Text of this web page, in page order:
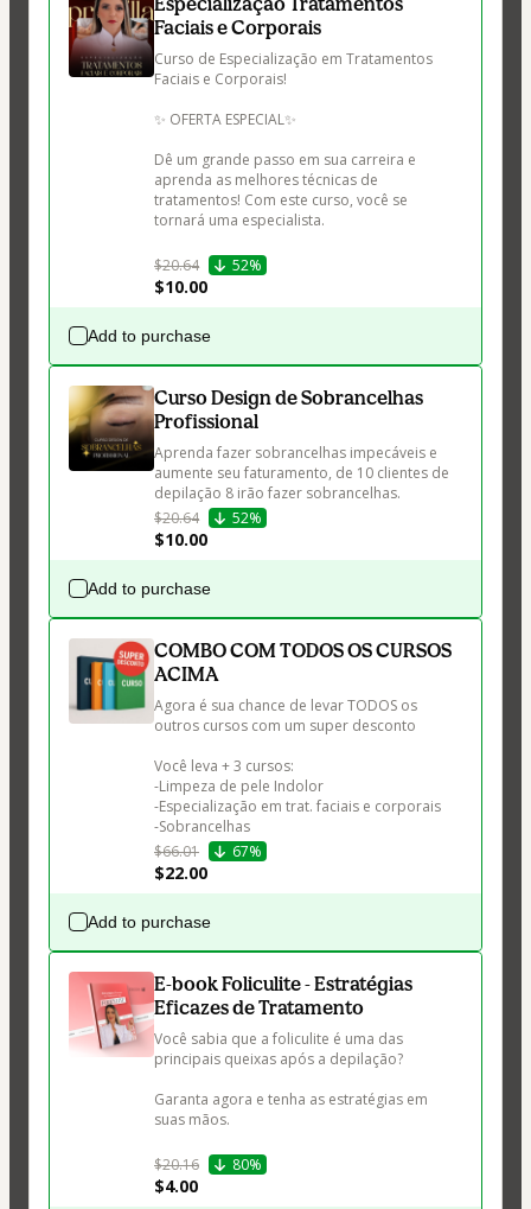
Faciais e Corporais
Curso de Especialização em Tratamentos
Faciais e Corporais!
✨ OFERTA ESPECIAL✨
Dê um grande passo em sua carreira e
aprenda as melhores técnicas de
tratamentos! Com este curso, você se
tornará uma especialista.
$20.64 52%
$10.00
Add to purchase
Curso Design de Sobrancelhas
Profissional
Aprenda fazer sobrancelhas impecáveis e
aumente seu faturamento, de 10 clientes de
depilação 8 irão fazer sobrancelhas.
$20.64
52%
$10.00
Add to purchase
COMBO COM TODOS OS CURSOS
ACIMA
Agora é sua chance de levar TODOS os
outros cursos com um super desconto
Você leva + 3 cursos:
-Limpeza de pele Indolor
-Especialização em trat. faciais e corporais
-Sobrancelhas
$66.01
67%
$22.00
Add to purchase
E-book Foliculite - Estratégias
Eficazes de Tratamento
Você sabia que a foliculite é uma das
principais queixas após a depilação?
Garanta agora e tenha as estratégias em
suas mãos.
$20.16 80%
$4.00